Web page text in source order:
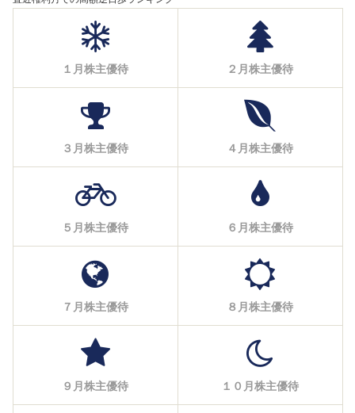
１月株主優待 ２月株主優待
３月株主優待 ４月株主優待
５月株主優待 ６月株主優待
７月株主優待 ８月株主優待
９月株主優待 １０月株主優待